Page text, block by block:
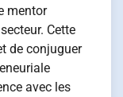
mentor
Cette
de conjuguer
avec les